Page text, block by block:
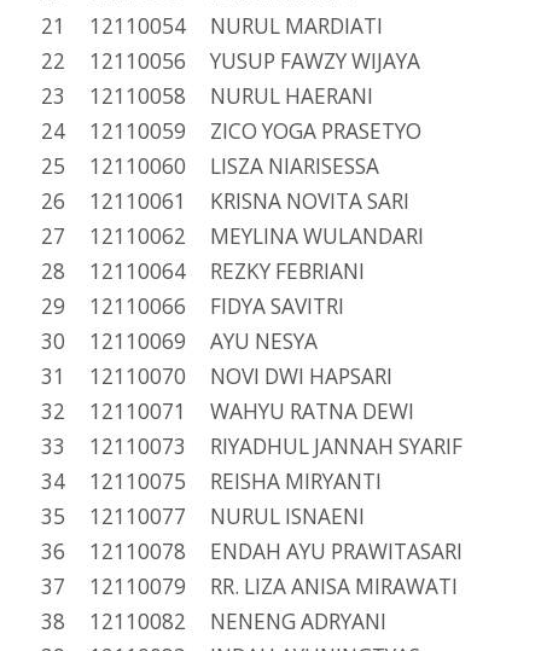
21 12110054 NURUL MARDIATI
22 12110056 YUSUP FAWZY WIJAYA
23 12110058 NURUL HAERANI
24 12110059 ZICO YOGA PRASETYO
25 12110060 LISZA NIARISESSA
26 12110061 KRISNA NOVITA SARI
27 12110062 MEYLINA WULANDARI
28 12110064 REZKY FEBRIANI
29 12110066 FIDYA SAVITRI
30 12110069 AYU NESYA
31 12110070 NOVI DWI HAPSARI
32 12110071 WAHYU RATNA DEWI
33 12110073 RIYADHUL JANNAH SYARIF
34 12110075 REISHA MIRYANTI
35 12110077 NURUL ISNAENI
36 12110078 ENDAH AYU PRAWITASARI
37 12110079 RR. LIZA ANISA MIRAWATI
38 12110082 NENENG ADRYANI